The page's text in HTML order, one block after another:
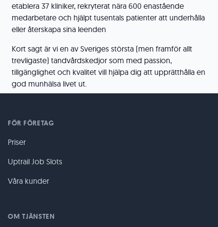
etablera 37 kliniker, rekryterat nära 600 enastående
medarbetare och hjälpt tusentals patienter att underhålla
eller återskapa sina leenden
Kort sagt är vi en av Sveriges största (men framför allt
trevligaste) tandvårdskedjor som med passion,
tillgänglighet och kvalitet vill hjälpa dig att upprätthålla en
god munhälsa livet ut.
FÖR FÖRETAG
Priser
Uptrail Job Slots
Våra kunder
OM TJÄNSTEN